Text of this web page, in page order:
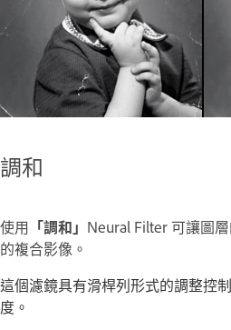
調和
使用 「調和」 Neural Filter 可讓圖
的複合影像。
這個濾鏡具有滑桿列形式的調整控
度。